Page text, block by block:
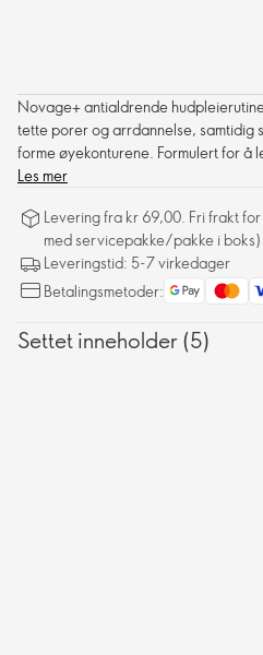
Novage+ antialdrende
tette porer og arrdannelse, samtidig
forme øyekonturene. Formulert for å
etterlate huden fyldigere.
Les mer
Levering fra kr 69,00. Fri frakt
med servicepakke/pakke i
Leveringstid: 5-7 virkedager
Betalingsmetoder:
Settet inneholder (5)